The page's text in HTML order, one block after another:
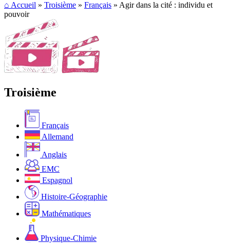
⌂ Accueil » Troisième » Français » Agir dans la cité : individu et
pouvoir
Troisième
Français
Allemand
Anglais
EMC
Espagnol
Histoire-Géographie
Mathématiques
Physique-Chimie